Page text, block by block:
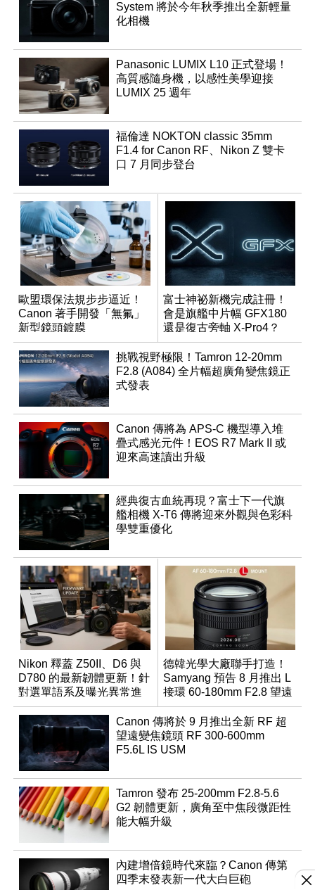
System 將於今年秋季推出全新輕量
化相機
Panasonic LUMIX L10 正式登場！
高質感隨身機，以感性美學迎接
LUMIX 25 週年
福倫達 NOKTON classic 35mm
F1.4 for Canon RF、Nikon Z 雙卡
口 7 月同步登台
歐盟環保法規步步逼近！
Canon 著手開發「無氟」
新型鏡頭鍍膜
富士神祕新機完成註冊！
會是旗艦中片幅 GFX180
還是復古旁軸 X-Pro4？
挑戰視野極限！Tamron 12-20mm
F2.8 (A084) 全片幅超廣角變焦鏡正
式發表
Canon 傳將為 APS-C 機型導入堆
疊式感光元件！EOS R7 Mark II 或
迎來高速讀出升級
經典復古血統再現？富士下一代旗
艦相機 X-T6 傳將迎來外觀與色彩科
學雙重優化
Nikon 釋蓋 Z50II、D6 與
D780 的最新韌體更新！針
對選單語系及曝光異常進
行修復
德韓光學大廠聯手打造！
Samyang 預告 8 月推出 L
接環 60-180mm F2.8 望遠
變焦鏡
Canon 傳將於 9 月推出全新 RF 超
望遠變焦鏡頭 RF 300-600mm
F5.6L IS USM
Tamron 發布 25-200mm F2.8-5.6
G2 韌體更新，廣角至中焦段微距性
能大幅升級
內建增倍鏡時代來臨？Canon 傳第
四季末發表新一代大白巨砲